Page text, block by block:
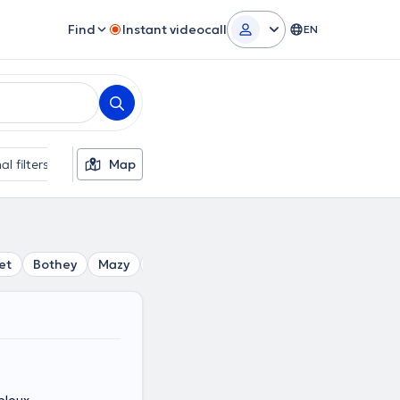
Find Instant videocall EN
filters Map
Bothey Mazy